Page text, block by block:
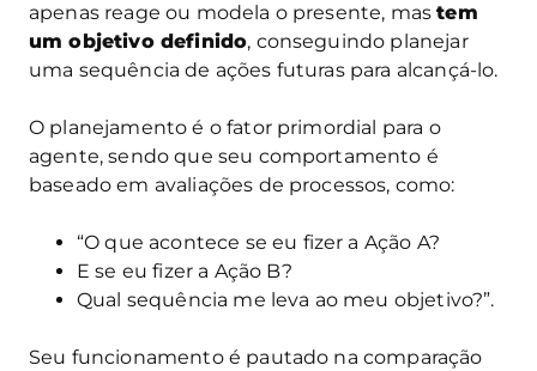
apenas reage ou modela o presente, mastem
um objetivo definido, conseguindo planejar
uma sequência de ações futuras para alcançá-lo.
O planejamento é o fator primordial para o
agente, sendo que seu comportamento é
baseado em avaliações de processos, como:
“O que acontece se eu fizer a Ação A?
E se eu fizer a Ação B?
Qual sequência me leva ao meu objetivo?”.
Seu funcionamento é pautado na comparação